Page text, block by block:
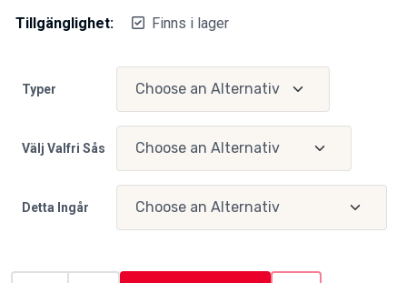
Tillgänglighet: Finns i lager
Typer
Välj Valfri Sås
Detta Ingår